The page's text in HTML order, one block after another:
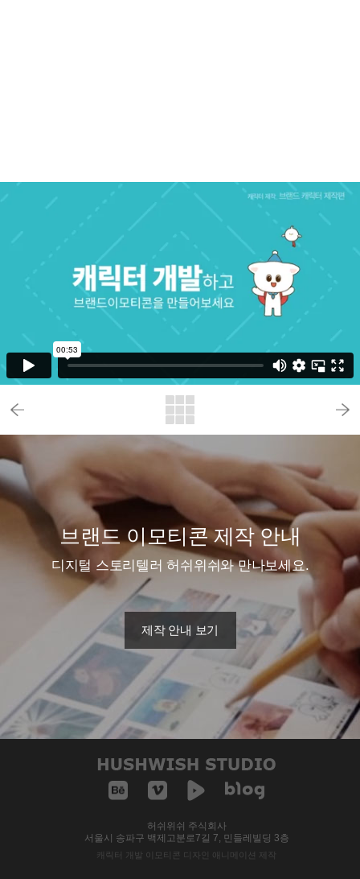
브랜드 이모티콘 제작 안내
디지털 스토리텔러 허쉬위쉬와 만나보세요.
제작 안내 보기
허쉬위쉬 주식회사
서울시 송파구 백제고분로7길 7, 민들레빌딩 3층
캐릭터 개발 이모티콘 디자인 애니메이션 제작